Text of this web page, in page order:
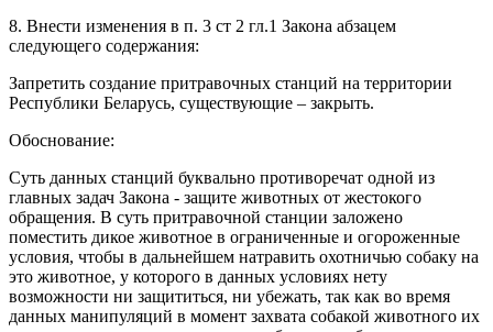
8. Внести изменения в п. 3 ст 2 гл.1 Закона абзацем
следующего содержания:
Запретить создание притравочных станций на территории
Республики Беларусь, существующие – закрыть.
Обоснование:
Суть данных станций буквально противоречат одной из
главных задач Закона - защите животных от жестокого
обращения. В суть притравочной станции заложено
поместить дикое животное в ограниченные и огороженные
условия, чтобы в дальнейшем натравить охотничью собаку на
это животное, у которого в данных условиях нету
возможности ни защититься, ни убежать, так как во время
данных манипуляций в момент захвата собакой животного их